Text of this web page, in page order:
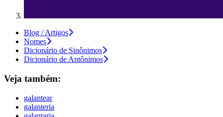
Blog / Artigos
Nomes
Dicionário de Sinônimos
Dicionário de Antônimos
Veja também:
galantear
galanteria